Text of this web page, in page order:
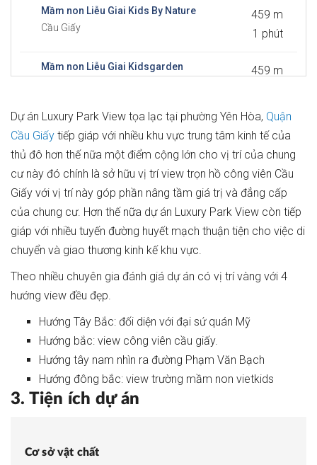
Mầm non Liễu Giai Kids By Nature
Cầu Giấy
459 m
1 phút
Mầm non Liễu Giai Kidsgarden
459 m
Mầm non Thăng Long Kisdmart
Cầu Giấy
577 m
Mầm non Happy Smile
Cầu Giấy
2 phút
Mầm non Yên Hoà
Cầu Giấy
673 m
Mầm non Nụ Cười Bé Thơ
Mầm non Global
Cầu Giấy
Mầm non Hoa Trà My
Mầm non Trung Yên 2
Dự án Luxury Park View tọa lạc tại phường Yên Hòa, Quận
Cầu Giấy tiếp giáp với nhiều khu vực trung tâm kinh tế của
thủ đô hơn thế nữa một điểm cộng lớn cho vị trí của chung
cư này đó chính là sở hữu vị trí view trọn hồ công viên Cầu
Giấy với vị trí này góp phần nâng tầm giá trị và đẳng cấp
của chung cư. Hơn thế nữa dự án Luxury Park View còn tiếp
giáp với nhiều tuyến đường huyết mạch thuận tiện cho việc di
chuyển và giao thương kinh kế khu vực.
Theo nhiều chuyên gia đánh giá dự án có vị trí vàng với 4
hướng view đều đẹp.
Hướng Tây Bắc: đối diện với đại sứ quán Mỹ
Hướng bắc: view công viên cầu giấy.
Hướng tây nam nhìn ra đường Phạm Văn Bạch
Hướng đông bắc: view trường mầm non vietkids
3. Tiện ích dự án
Cơ sở vật chất